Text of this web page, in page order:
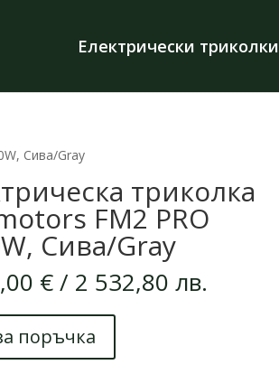
Електрически триколки
Сива/Gray
триколка
FM2 PRO
Сива/Gray
€/ 2 532,80 лв.
поръчка